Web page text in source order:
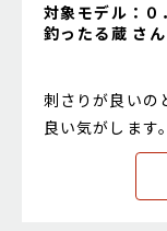
対象モデル：０
釣ったる蔵 さん
刺さりが良いの
良い気がします